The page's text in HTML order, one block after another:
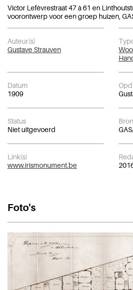
Victor Lefèvrestraat 47 à 61 en
voorontwerp voor een groep huizen,
Auteur(s)
Gustave Strauven
Datum
1909
Status
Niet uitgevoerd
Link(s)
www.irismonument.be
Foto's